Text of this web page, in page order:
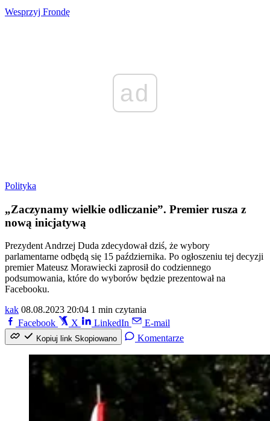
Wesprzyj Frondę
ad
Polityka
„Zaczynamy wielkie odliczanie”. Premier rusza z
nową inicjatywą
Prezydent Andrzej Duda zdecydował dziś, że wybory
parlamentarne odbędą się 15 października. Po ogłoszeniu tej decyzji
premier Mateusz Morawiecki zaprosił do codziennego
podsumowania, które do wyborów będzie prezentował na
Facebooku.
kak 08.08.2023 20:04 1 min czytania
Facebook
X LinkedIn E-mail
Kopiuj link Skopiowano Komentarze